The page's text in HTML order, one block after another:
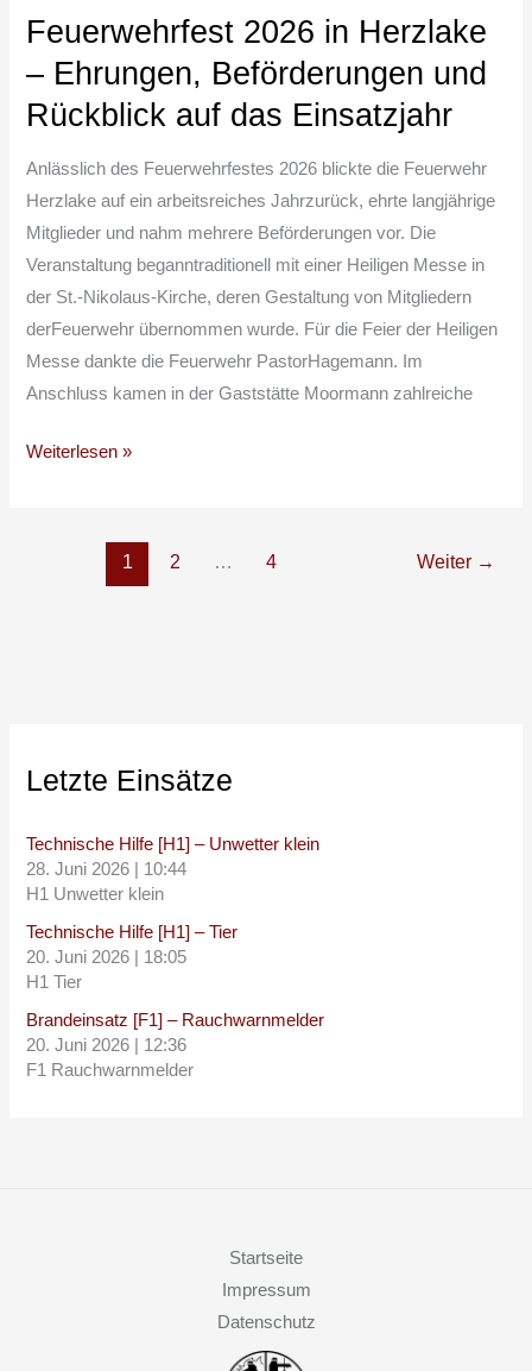
Letzte Einsätze
Technische Hilfe [H1] – Unwetter klein
28. Juni 2026
10:44
H1 Unwetter klein
Technische Hilfe [H1] – Tier
20. Juni 2026
18:05
H1 Tier
Brandeinsatz [F1] – Rauchwarnmelder
20. Juni 2026
12:36
F1 Rauchwarnmelder
Feuerwehrfest 2026 in Herzlake
– Ehrungen, Beförderungen und
Rückblick auf das Einsatzjahr
Anlässlich des Feuerwehrfestes 2026 blickte die Feuerwehr
Herzlake auf ein arbeitsreiches Jahrzurück, ehrte langjährige
Mitglieder und nahm mehrere Beförderungen vor. Die
Veranstaltung beganntraditionell mit einer Heiligen Messe in
der St.-Nikolaus-Kirche, deren Gestaltung von Mitgliedern
derFeuerwehr übernommen wurde. Für die Feier der Heiligen
Messe dankte die Feuerwehr PastorHagemann. Im
Anschluss kamen in der Gaststätte Moormann zahlreiche
Weiterlesen »
1 2 … 4 Weiter →
Startseite
Impressum
Datenschutz